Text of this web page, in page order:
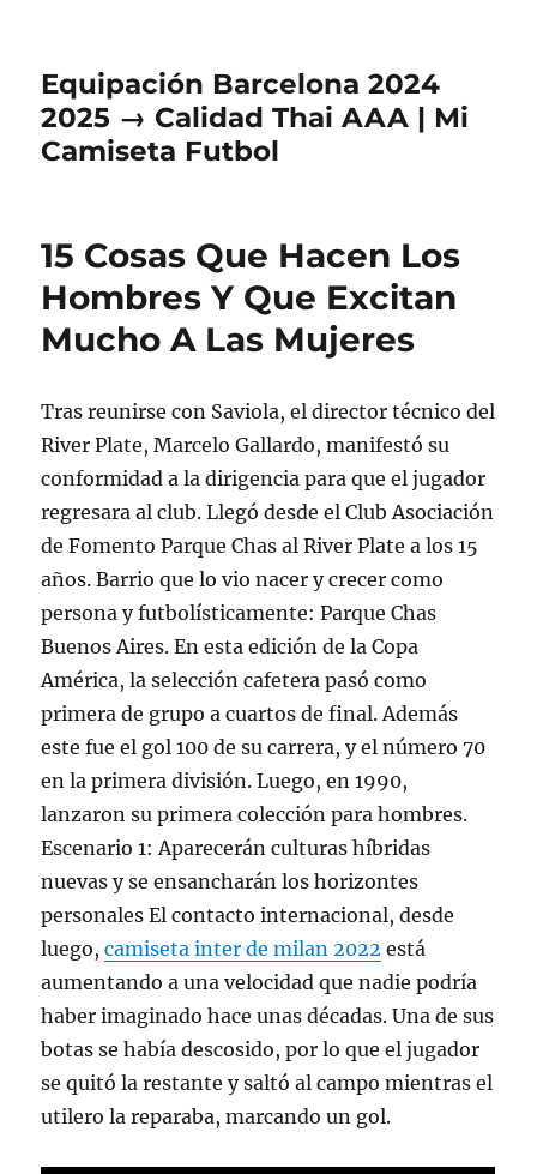
Equipación Barcelona 2024
2025 → Calidad Thai AAA | Mi
Camiseta Futbol
15 Cosas Que Hacen Los
Hombres Y Que Excitan
Mucho A Las Mujeres
Tras reunirse con Saviola, el director técnico del
River Plate, Marcelo Gallardo, manifestó su
conformidad a la dirigencia para que el jugador
regresara al club. Llegó desde el Club Asociación
de Fomento Parque Chas al River Plate a los 15
años. Barrio que lo vio nacer y crecer como
persona y futbolísticamente: Parque Chas
Buenos Aires. En esta edición de la Copa
América, la selección cafetera pasó como
primera de grupo a cuartos de final. Además
este fue el gol 100 de su carrera, y el número 70
en la primera división. Luego, en 1990,
lanzaron su primera colección para hombres.
Escenario 1: Aparecerán culturas híbridas
nuevas y se ensancharán los horizontes
personales El contacto internacional, desde
luego,camiseta inter de milan 2022 está
aumentando a una velocidad que nadie podría
haber imaginado hace unas décadas. Una de sus
botas se había descosido, por lo que el jugador
se quitó la restante y saltó al campo mientras el
utilero la reparaba, marcando un gol.